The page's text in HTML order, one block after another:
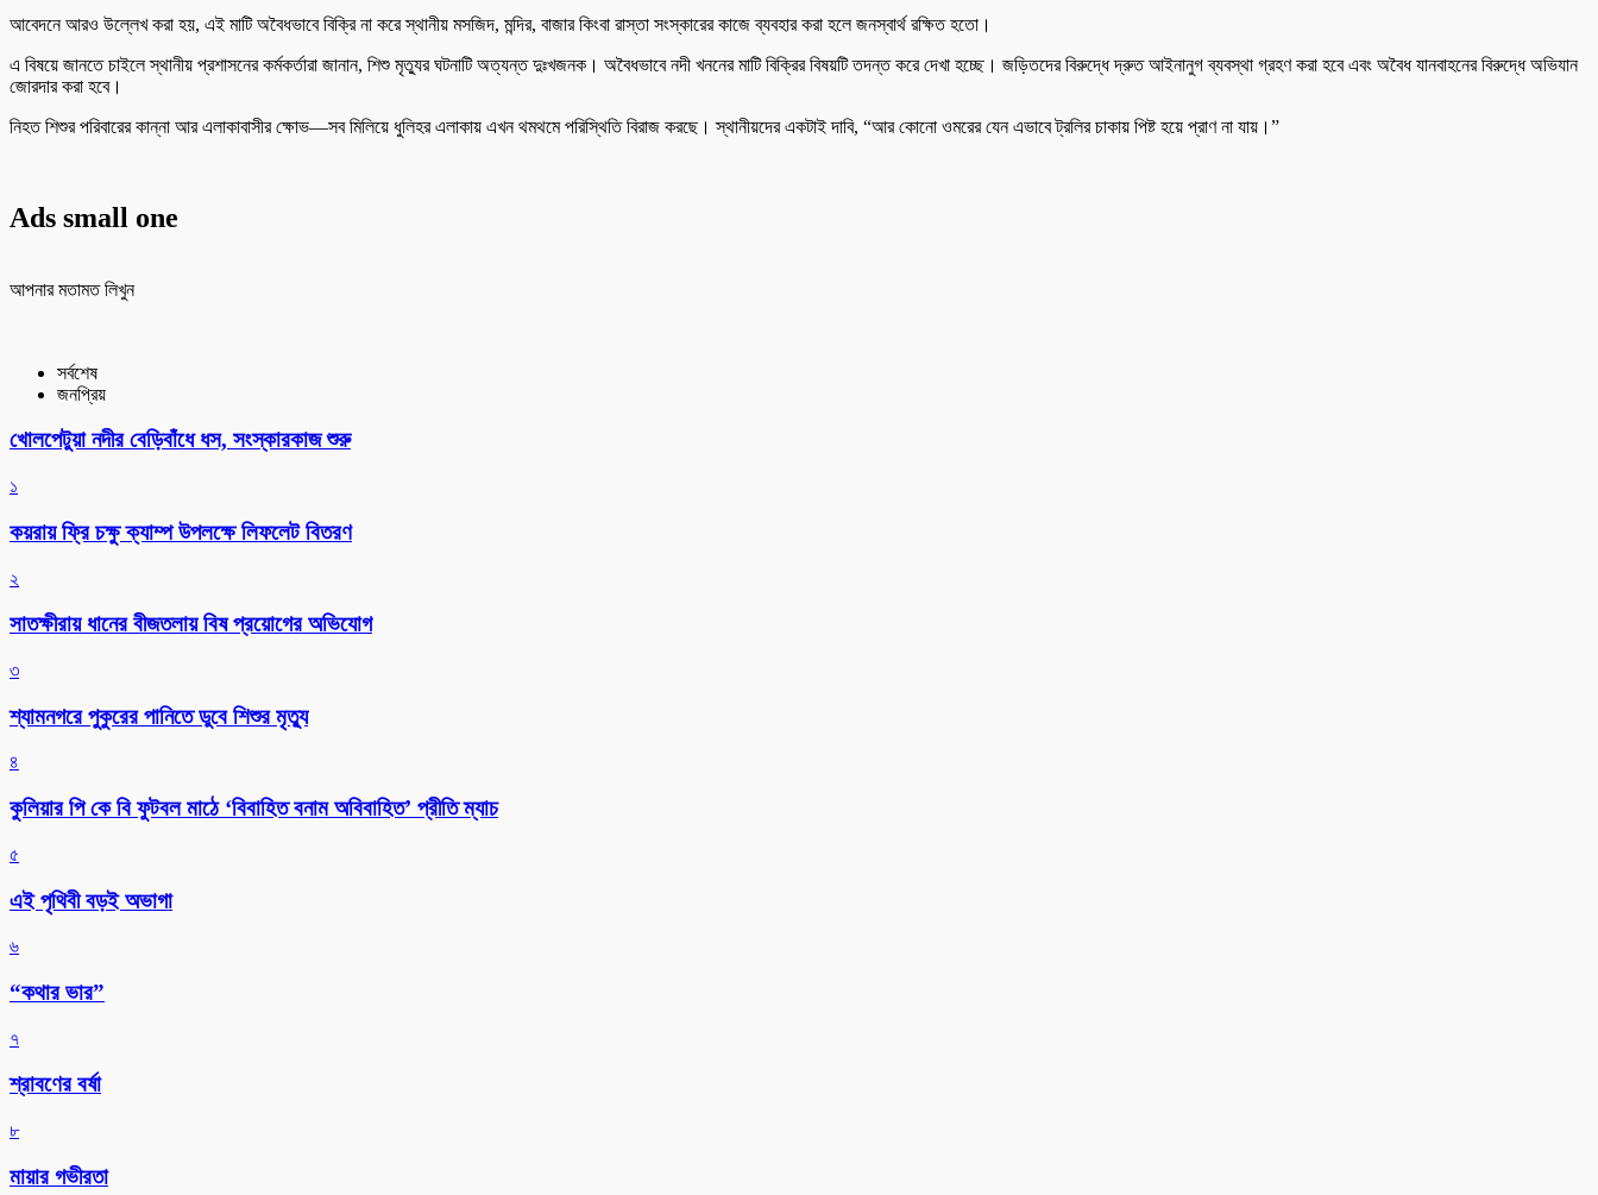
​আবেদনে আরও উল্লেখ করা হয়, এই মাটি অবৈধভাবে বিক্রি না করে স্থানীয় মসজিদ, মন্দির, বাজার কিংবা রাস্তা সংস্কারের কাজে ব্যবহার করা হলে জনস্বার্থ রক্ষিত হতো।
​এ বিষয়ে জানতে চাইলে স্থানীয় প্রশাসনের কর্মকর্তারা জানান, শিশু মৃত্যুর ঘটনাটি অত্যন্ত দুঃখজনক। অবৈধভাবে নদী খননের মাটি বিক্রির বিষয়টি তদন্ত করে দেখা হচ্ছে। জড়িতদের বিরুদ্ধে দ্রুত আইনানুগ ব্যবস্থা গ্রহণ করা হবে এবং অবৈধ যানবাহনের বিরুদ্ধে অভিযান
জোরদার করা হবে।
​নিহত শিশুর পরিবারের কান্না আর এলাকাবাসীর ক্ষোভ—সব মিলিয়ে ধুলিহর এলাকায় এখন থমথমে পরিস্থিতি বিরাজ করছে। স্থানীয়দের একটাই দাবি, “আর কোনো ওমরের যেন এভাবে ট্রলির চাকায় পিষ্ট হয়ে প্রাণ না যায়।”
Ads small one
আপনার মতামত লিখুন
সর্বশেষ
জনপ্রিয়
খোলপেটুয়া নদীর বেড়িবাঁধে ধস, সংস্কারকাজ শুরু
১
কয়রায় ফ্রি চক্ষু ক্যাম্প উপলক্ষে লিফলেট বিতরণ
২
সাতক্ষীরায় ধানের বীজতলায় বিষ প্রয়োগের অভিযোগ
৩
শ্যামনগরে পুকুরের পানিতে ডুবে শিশুর মৃত্যু
৪
কুলিয়ার পি কে বি ফুটবল মাঠে ‘বিবাহিত বনাম অবিবাহিত’ প্রীতি ম্যাচ
৫
এই পৃথিবী বড়ই অভাগা
৬
“কথার ভার”
৭
শ্রাবণের বর্ষা
৮
মায়ার গভীরতা